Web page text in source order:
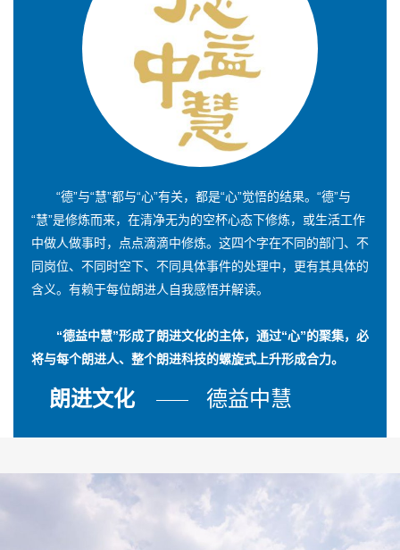
“德”与“慧”都与“心”有关，都是“心”觉悟的结果。“德”与
“慧”是修炼而来，在清净无为的空杯心态下修炼，或生活工作
中做人做事时，点点滴滴中修炼。这四个字在不同的部门、不
同岗位、不同时空下、不同具体事件的处理中，更有其具体的
含义。有赖于每位朗进人自我感悟并解读。
“德益中慧”形成了朗进文化的主体，通过“心”的聚集，必
将与每个朗进人、整个朗进科技的螺旋式上升形成合力。
朗进文化 德益中慧